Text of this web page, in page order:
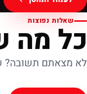
שאלות נפוצות
כל מה
לא מצאתם תשובה?